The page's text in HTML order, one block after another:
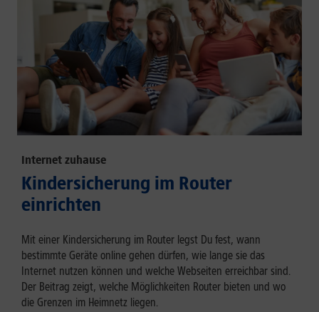
Internet zuhause
Kindersicherung im Router
einrichten
Mit einer Kindersicherung im Router legst Du fest, wann
bestimmte Geräte online gehen dürfen, wie lange sie das
Internet nutzen können und welche Webseiten erreichbar sind.
Der Beitrag zeigt, welche Möglichkeiten Router bieten und wo
die Grenzen im Heimnetz liegen.